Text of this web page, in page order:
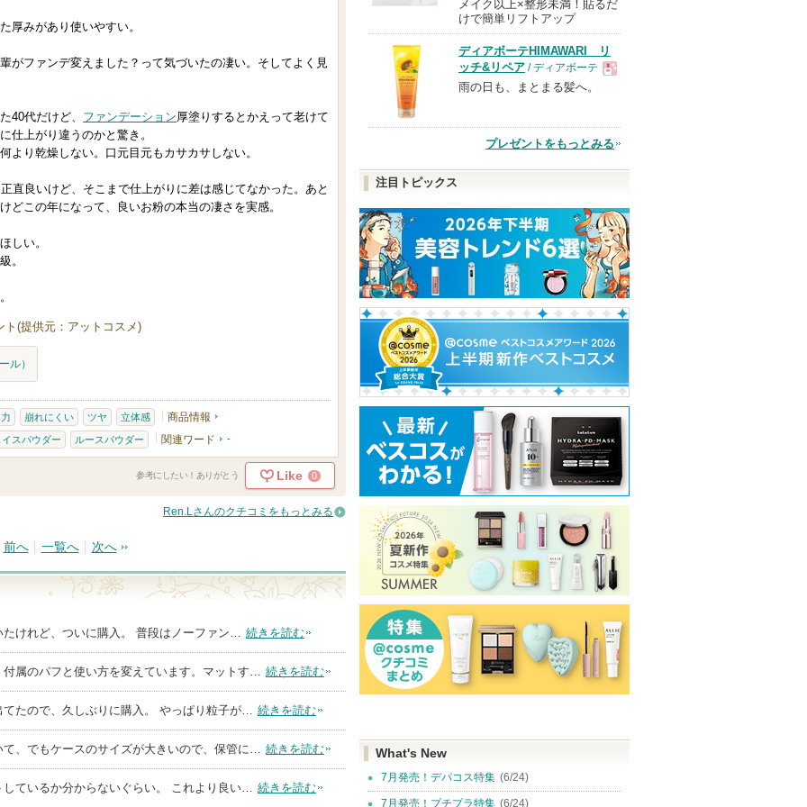
厚みがあり使いやすい。
がファンデ変えました？って気づいたの凄い。そしてよく見
40代だけど、 ファンデーション厚塗りするとかえって老けて
仕上がり違うのかと驚き。
より乾燥しない。口元目元もカサカサしない。
直良いけど、そこまで仕上がりに差は感じてなかった。あと
どこの年になって、良いお粉の本当の凄さを実感。
しい。
。
ト(提供元：アットコスメ)
ル）
崩れにくい ツヤ 立体感 商品情報
スパウダー ルースパウダー 関連ワード -
参考にしたい！ありがとう Like 0
Ren.Lさんのクチコミをもっとみる
前へ 一覧へ 次へ
たけれど、ついに購入。 普段はノーファン… 続きを読む
付属のパフと使い方を変えています。マットす… 続きを読む
てたので、久しぶりに購入。 やっぱり粒子が… 続きを読む
て、でもケースのサイズが大きいので、保管に… 続きを読む
しているか分からないぐらい。 これより良い… 続きを読む
現
品
メイク以上×整形未満！貼るだ
けで簡単リフトアップ
ディアボーテHIMAWARI リ
ッチ&リペア / ディアボーテ
品
雨の日も、まとまる髪へ。
プレゼントをもっとみる
注目トピックス
What's New
7月発売！デパコス特集 (6/24)
7月発売！プチプラ特集 (6/24)